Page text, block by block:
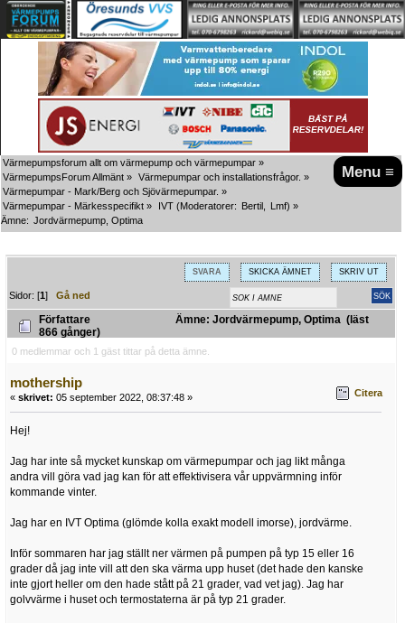
Menu ≡
Värmepumpsforum allt om värmepump och värmepumpar »
VärmepumpsForum Allmänt » Värmepumpar och installationsfrågor. »
Värmepumpar - Mark/Berg och Sjövärmepumpar. »
Värmepumpar - Märkesspecifikt » IVT (Moderatorer: Bertil Lmf) »
Ämne: Jordvärmepump, Optima
SVARA SKICKA ÄMNET SKRIV UT
Sidor: [1]Gå ned
Författare
Ämne: Jordvärmepump, Optima (läst
866 gånger)
0 medlemmar och 1 gäst tittar på detta ämne.
mothership
« skrivet: 05 september 2022, 08:37:48 » Citera
Hej!
Jag har inte så mycket kunskap om värmepumpar och jag likt många
andra vill göra vad jag kan för att effektivisera vår uppvärmning inför
kommande vinter.
Jag har en IVT Optima (glömde kolla exakt modell imorse), jordvärme.
Inför sommaren har jag ställt ner värmen på pumpen på typ 15 eller 16
grader då jag inte vill att den ska värma upp huset (det hade den kanske
inte gjort heller om den hade stått på 21 grader, vad vet jag). Jag har
golvvärme i huset och termostaterna är på typ 21 grader.